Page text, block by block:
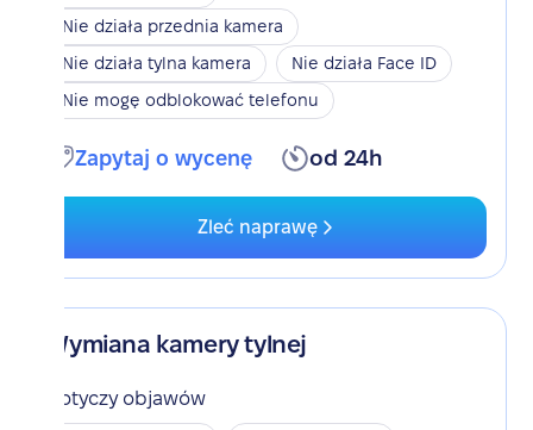
Nie działa przednia kamera
Nie działa tylna kamera
Nie działa Face ID
Nie mogę odblokować telefonu
Zapytaj o wycenę od 24h
Zleć naprawę
Wymiana kamery tylnej
Dotyczy objawów